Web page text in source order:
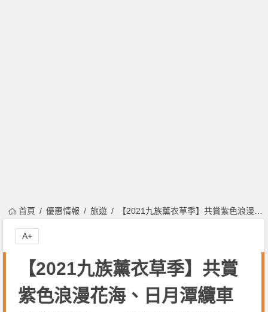
首頁 優惠情報 旅遊 【2021九族薰衣草季】共賞紫色浪漫花海、日月潭纜車星級湖景，一票到底門票優惠開賣！
【2021九族薰衣草季】共賞
紫色浪漫花海、日月潭纜車
A+